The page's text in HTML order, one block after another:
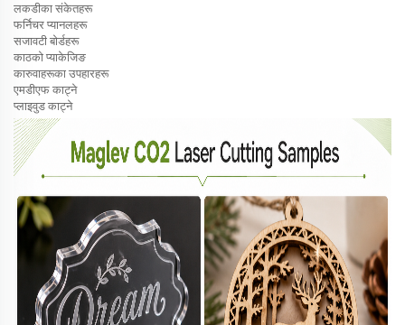
लकडीका संकेतहरू
फर्निचर प्यानलहरू
सजावटी बोर्डहरू
काठको प्याकेजिङ
कारुवाहरूका उपहारहरू
एमडीएफ काट्ने
प्लाइवुड काट्ने